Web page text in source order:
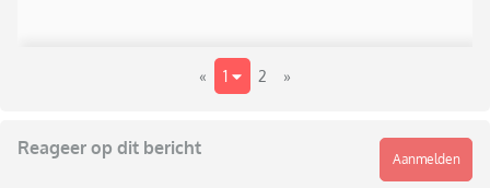
« 1 2 »
Reageer op dit bericht
Aanmelden